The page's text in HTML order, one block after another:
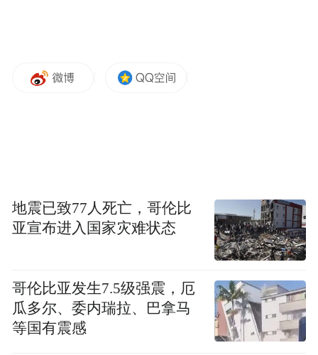
适合美国政府的市长。”
的马姆达尼自称民主社会主义者，目前民调
领先科莫。 马姆达尼出生于乌干达，7岁时
随家迁居纽约，父母均为印度裔。他是“美国
民主社会主义者”组织的成员，自2021年起成
为州议员。在今年6月24日的民主党初选中，
马姆达尼以压倒性的胜利震惊了政治观察人
地震已致77人死亡，哥伦比
亚宣布进入国家灾难状态
哥伦比亚发生7.5级强震，厄
瓜多尔、委内瑞拉、巴拿马
等国有震感